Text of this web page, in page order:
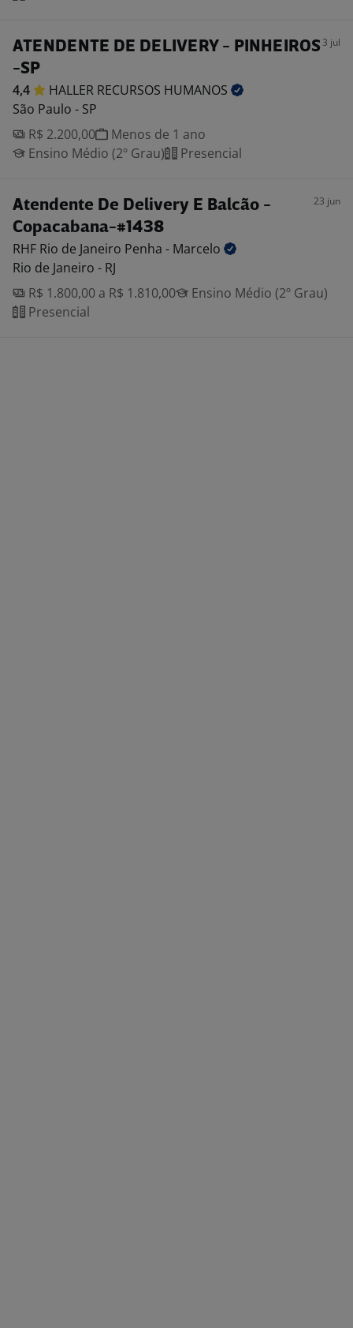
ATENDENTE DE DELIVERY - PINHEIROS
-SP
3 jul
4,4 HALLER RECURSOS HUMANOS
São Paulo - SP
R$ 2.200,00
Menos de 1 ano
Ensino Médio (2º Grau)
Presencial
Atendente De Delivery E Balcão -
Copacabana-#1438
23 jun
RHF Rio de Janeiro Penha - Marcelo
Rio de Janeiro - RJ
R$ 1.800,00 a R$ 1.810,00
Ensino Médio (2º Grau)
Presencial